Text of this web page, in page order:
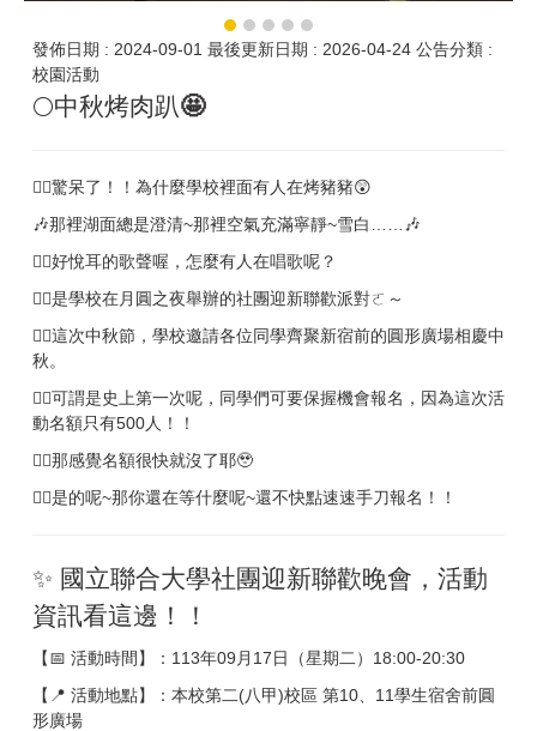
發佈日期 : 2024-09-01 最後更新日期 : 2026-04-24 公告分類 :
校園活動
🌕中秋烤肉趴🤩
💁‍♂️驚呆了！！為什麼學校裡面有人在烤豬豬😲
🎶那裡湖面總是澄清~那裡空氣充滿寧靜~雪白……🎶
💁‍♂️好悅耳的歌聲喔，怎麼有人在唱歌呢？
💁‍♀️是學校在月圓之夜舉辦的社團迎新聯歡派對ㄛ～
💁‍♀️這次中秋節，學校邀請各位同學齊聚新宿前的圓形廣場相慶中
秋。
💁‍♀️可謂是史上第一次呢，同學們可要保握機會報名，因為這次活
動名額只有500人！！
💁‍♂️那感覺名額很快就沒了耶🥹
💁‍♀️是的呢~那你還在等什麼呢~還不快點速速手刀報名！！
✨ 國立聯合大學社團迎新聯歡晚會，活動
資訊看這邊！！
【📅 活動時間】：113年09月17日（星期二）18:00-20:30
【📍 活動地點】：本校第二(八甲)校區 第10、11學生宿舍前圓
形廣場